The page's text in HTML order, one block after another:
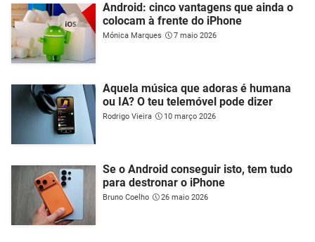
Android: cinco vantagens que ainda o
colocam à frente do iPhone
Mónica Marques 7 maio 2026
Aquela música que adoras é humana
ou IA? O teu telemóvel pode dizer
Rodrigo Vieira 10 março 2026
Se o Android conseguir isto, tem tudo
para destronar o iPhone
Bruno Coelho 26 maio 2026